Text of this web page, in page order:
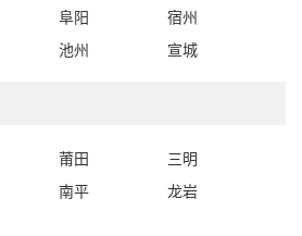
阜阳
宿州
池州 宣城
莆田
三明
南平
龙岩